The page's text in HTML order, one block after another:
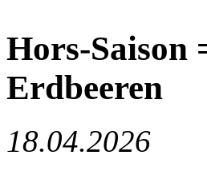
Hors-Saison
Erdbeeren
18.04.2026